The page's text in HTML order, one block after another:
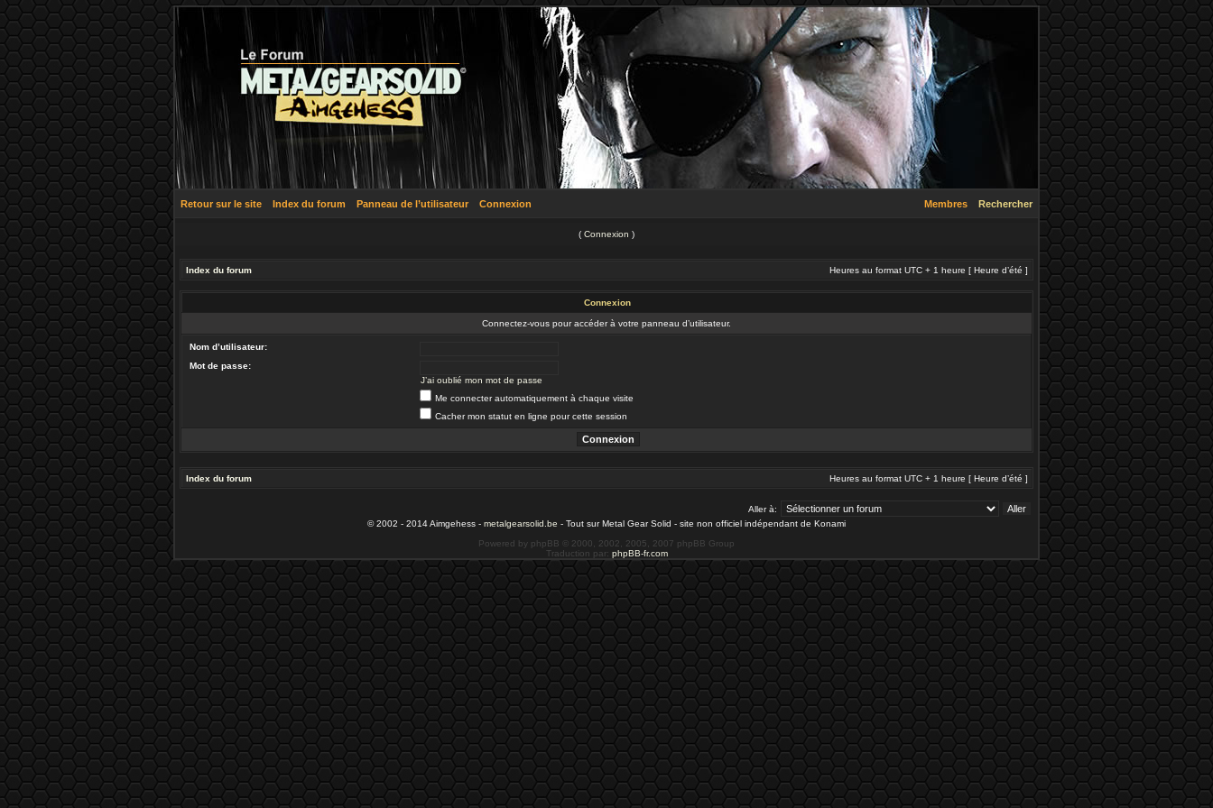
Retour sur le site Index du forum Panneau de l’utilisateur Connexion Rechercher
Membres
( Connexion )
Index du forum Heures au format UTC + 1 heure [ Heure d’été ]
Connexion
Connectez-vous pour accéder à votre panneau d’utilisateur.
Nom d’utilisateur:
Mot de passe:
J’ai oublié mon mot de passe
Me connecter automatiquement à chaque visite
Cacher mon statut en ligne pour cette session
Index du forum Heures au format UTC + 1 heure [ Heure d’été ]
Aller à:
© 2002 - 2014 Aimgehess - metalgearsolid.be - Tout sur Metal Gear Solid - site non officiel indépendant de Konami
Powered by phpBB © 2000, 2002, 2005, 2007 phpBB Group
Traduction par: phpBB-fr.com